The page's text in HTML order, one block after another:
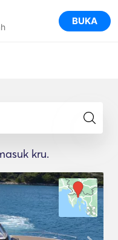
BUKA
kru.